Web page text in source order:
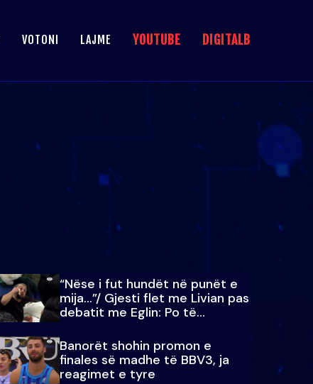
VOTONI LAJME YOUTUBE DIGITALB
“Nëse i fut hundët në punët e
mija…”/ Gjesti flet me Livian pas
debatit me Eglin: Po të
paralajmëroj
Banorët shohin promon e
finales së madhe të BBV3, ja
reagimet e tyre